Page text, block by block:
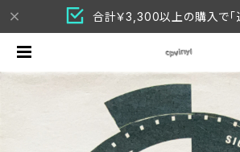
合計￥3,300以上の購入で「